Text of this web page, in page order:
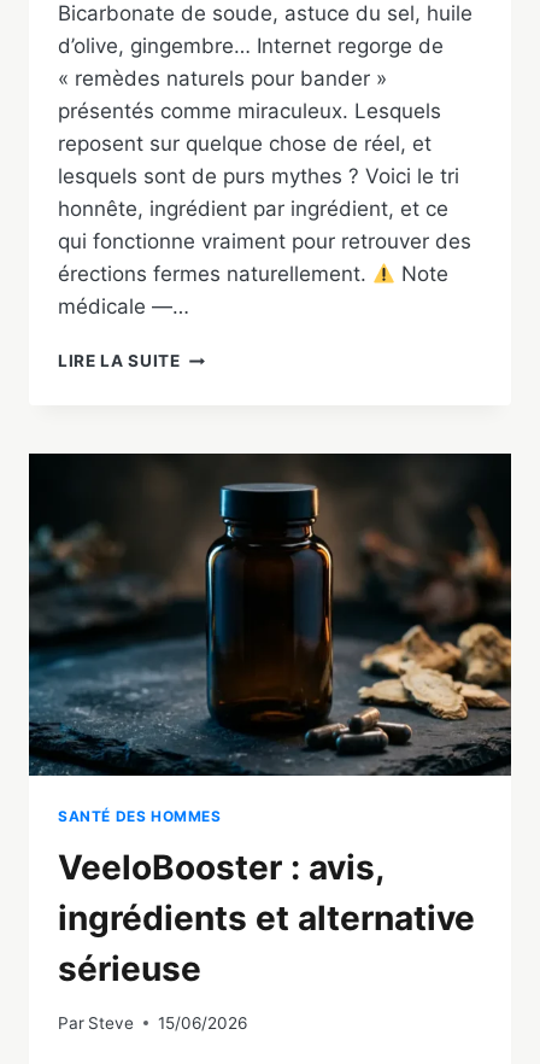
Bicarbonate de soude, astuce du sel, huile
d’olive, gingembre… Internet regorge de
« remèdes naturels pour bander »
présentés comme miraculeux. Lesquels
reposent sur quelque chose de réel, et
lesquels sont de purs mythes ? Voici le tri
honnête, ingrédient par ingrédient, et ce
qui fonctionne vraiment pour retrouver des
érections fermes naturellement.
Note
médicale —…
LIRE LA SUITEREMÈDES
:
MARCHE
VRAIMENT
(ET
LES
MYTHES)
SANTÉ DES HOMMES
VeeloBooster : avis,
ingrédients et alternative
sérieuse
Par Steve 15/06/2026